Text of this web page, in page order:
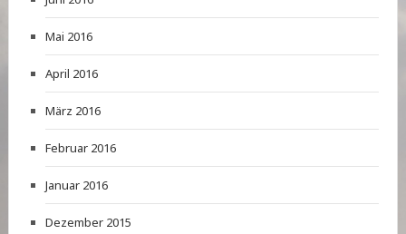
Mai 2016
April 2016
März 2016
Februar 2016
Januar 2016
Dezember 2015